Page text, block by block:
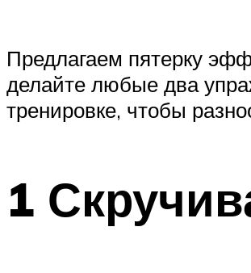
Предлагаем пятерку
делайте любые два
тренировке, чтобы
1